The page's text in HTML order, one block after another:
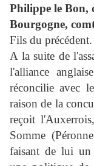
Philippe le Bon,
Bourgogne,
Fils du précédent.
A la suite de
l'alliance
réconcilie avec
raison de la
reçoit
Somme
faisant de lui un